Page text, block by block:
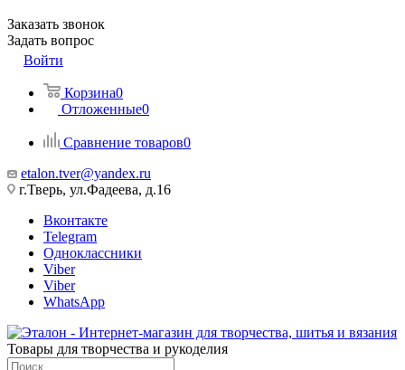
Заказать звонок
Задать вопрос
Войти
Корзина0
Отложенные0
Сравнение товаров0
etalon.tver@yandex.ru
г.Тверь, ул.Фадеева, д.16
Вконтакте
Telegram
Одноклассники
Viber
Viber
WhatsApp
Товары для творчества и рукоделия